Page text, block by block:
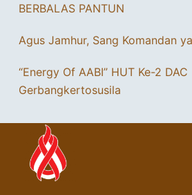
BERBALAS PANTUN
Agus Jamhur, Sang Komandan
“Energy Of AABI” HUT Ke-2 DAC
Gerbangkertosusila